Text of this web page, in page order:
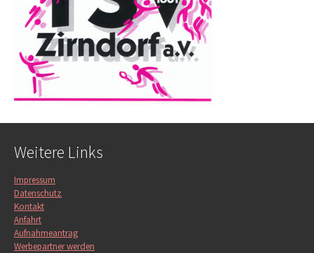
Weitere Links
Impressum
Datenschutz
Kontakt
Anfahrt
Aufnahmeantrag
Werbepartner werden